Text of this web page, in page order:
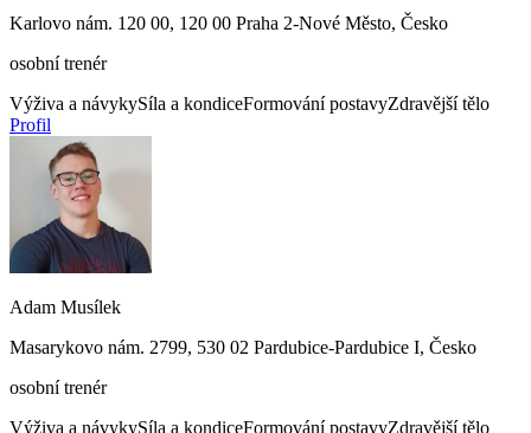
Karlovo nám. 120 00, 120 00 Praha 2-Nové Město, Česko
osobní trenér
Výživa a návykySíla a kondiceFormování postavyZdravější tělo
Profil
Adam Musílek
Masarykovo nám. 2799, 530 02 Pardubice-Pardubice I, Česko
osobní trenér
Výživa a návykySíla a kondiceFormování postavyZdravější tělo